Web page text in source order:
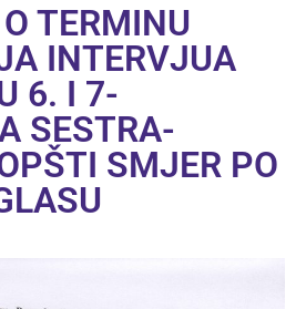
TERMINU
INTERVJUA
6. I 7-
SESTRA-
SMJER PO